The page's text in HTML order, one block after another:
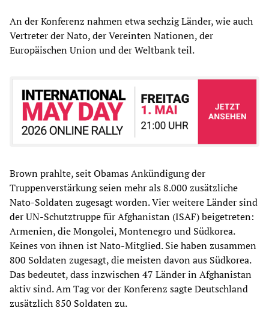
An der Konferenz nahmen etwa sechzig Länder, wie auch
Vertreter der Nato, der Vereinten Nationen, der
Europäischen Union und der Weltbank teil.
Brown prahlte, seit Obamas Ankündigung der
Truppenverstärkung seien mehr als 8.000 zusätzliche
Nato-Soldaten zugesagt worden. Vier weitere Länder sind
der UN-Schutztruppe für Afghanistan (ISAF) beigetreten:
Armenien, die Mongolei, Montenegro und Südkorea.
Keines von ihnen ist Nato-Mitglied. Sie haben zusammen
800 Soldaten zugesagt, die meisten davon aus Südkorea.
Das bedeutet, dass inzwischen 47 Länder in Afghanistan
aktiv sind. Am Tag vor der Konferenz sagte Deutschland
zusätzlich 850 Soldaten zu.